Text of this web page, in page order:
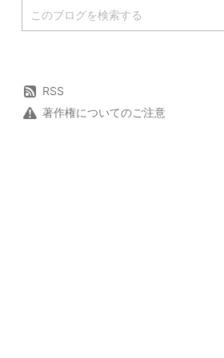
RSS
著作権についてのご注意